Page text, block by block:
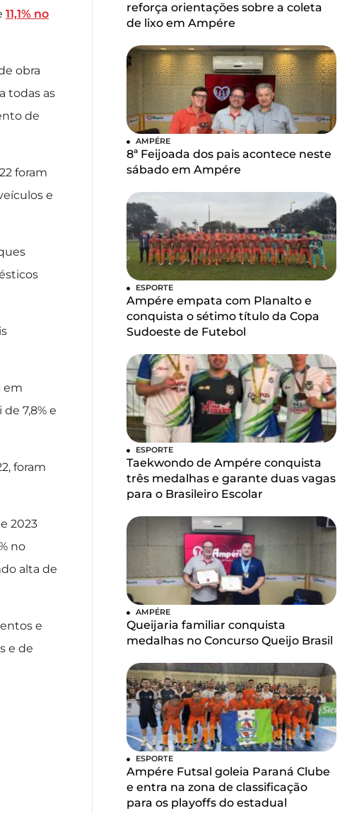
11,1% no
obra
todas as
de
foram
e
em
7,8% e
foram
2023
no
alta de
e
e de
reforça orientações sobre a coleta
de lixo em Ampére
AMPÉRE
8ª Feijoada dos pais acontece neste
sábado em Ampére
ESPORTE
Ampére empata com Planalto e
conquista o sétimo título da Copa
Sudoeste de Futebol
ESPORTE
Taekwondo de Ampére conquista
três medalhas e garante duas vagas
para o Brasileiro Escolar
AMPÉRE
Queijaria familiar conquista
medalhas no Concurso Queijo Brasil
ESPORTE
Ampére Futsal goleia Paraná Clube
e entra na zona de classificação
para os playoffs do estadual